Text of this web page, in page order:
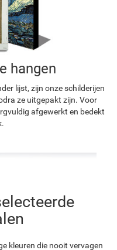
hangen
lijst, zijn onze schilderijen
ze uitgepakt zijn. Voor
afgewerkt en bedekt
kleuren die nooit vervagen